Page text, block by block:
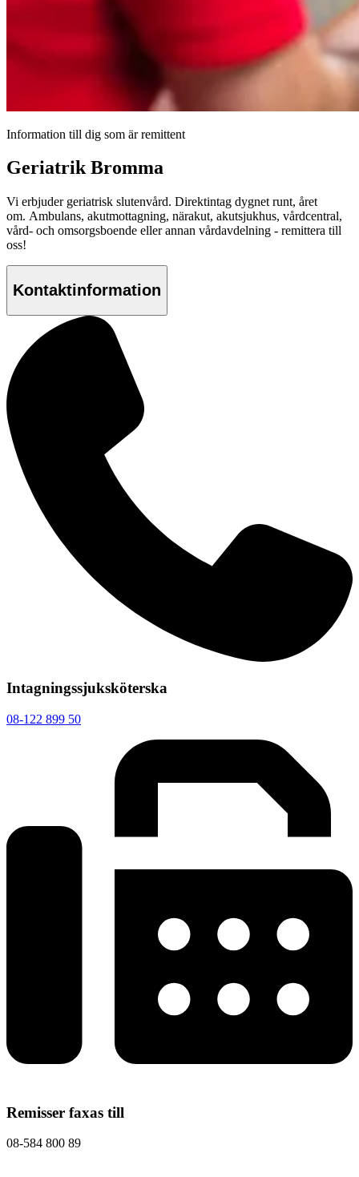
Information till dig som är remittent
Geriatrik Bromma
Vi erbjuder geriatrisk slutenvård. Direktintag dygnet runt, året
om. Ambulans, akutmottagning, närakut, akutsjukhus, vårdcentral,
vård- och omsorgsboende eller annan vårdavdelning - remittera till
oss!
Kontaktinformation
Intagningssjuksköterska
08-122 899 50
Remisser faxas till
08-584 800 89